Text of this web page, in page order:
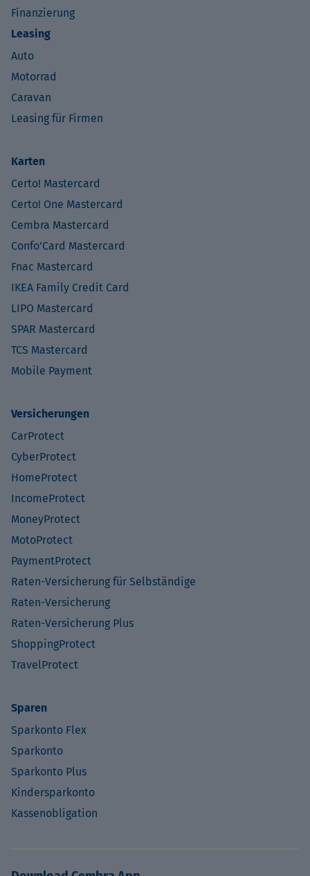
Finanzierung
Leasing
Auto
Motorrad
Caravan
Leasing für Firmen
Karten
Certo! Mastercard
Certo! One Mastercard
Cembra Mastercard
Confo’Card Mastercard
Fnac Mastercard
IKEA Family Credit Card
LIPO Mastercard
SPAR Mastercard
TCS Mastercard
Mobile Payment
Versicherungen
CarProtect
CyberProtect
HomeProtect
IncomeProtect
MoneyProtect
MotoProtect
PaymentProtect
Raten-Versicherung für Selbständige
Raten-Versicherung
Raten-Versicherung Plus
ShoppingProtect
TravelProtect
Sparen
Sparkonto Flex
Sparkonto
Sparkonto Plus
Kindersparkonto
Kassenobligation